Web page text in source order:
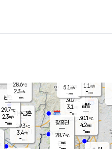
양주
30.6℃
3.1
-mm
파주금촌
29.3℃
3.4m/s
-mm
탄현
29.7℃
2.3m/s
-mm
은평
남방
30.1℃
4.2m/s
-mm
장흥면
28.7℃
-m/s
5.1 m/s
-mm
28.6℃
2.3m/s
-mm
1.1 m/s
-mm